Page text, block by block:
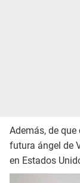
Además, de
futura ángel de
en Estados